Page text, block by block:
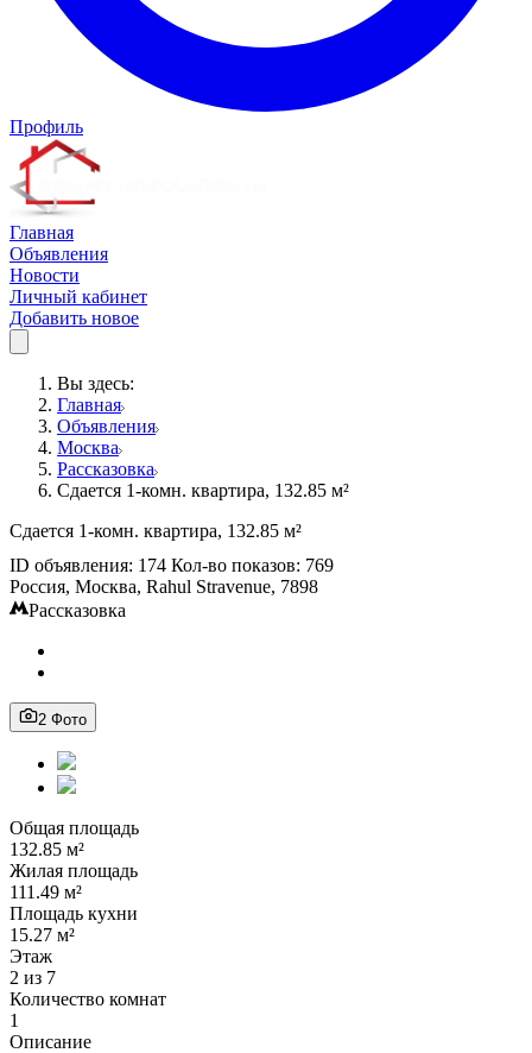
Профиль
Главная
Объявления
Новости
Личный кабинет
Добавить новое
Вы здесь:
Главная
Объявления
Москва
Рассказовка
Сдается 1-комн. квартира, 132.85 м²
Сдается 1-комн. квартира, 132.85 м²
ID объявления: 174 Кол-во показов: 769
Россия, Москва, Rahul Stravenue, 7898
Рассказовка
2 Фото
Общая площадь
132.85 м²
Жилая площадь
111.49 м²
Площадь кухни
15.27 м²
Этаж
2 из 7
Количество комнат
1
Описание